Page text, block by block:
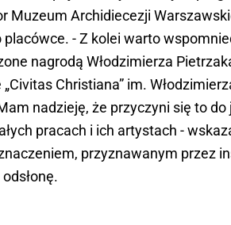
Muzeum Archidiecezji
- Z kolei warto
nagrodą Włodzimierza
Christiana” im.
nadzieję, że przyczyni się to
pracach i ich artystach -
przyznawanym przez